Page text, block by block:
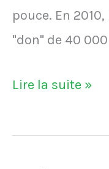
pouce. En
"don" de 40
Franck
fait
Lire la suite »